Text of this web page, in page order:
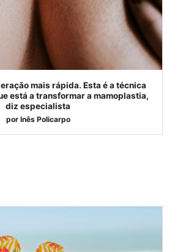
mais rápida. Esta é a técnica
está a transformar a mamoplastia,
diz especialista
por Inês Policarpo